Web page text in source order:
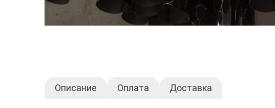
Описание Оплата Доставка